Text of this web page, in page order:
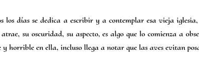
los días se dedica a escribir y a contemplar esa vieja
su oscuridad, su aspecto, es algo que lo comienza a
y horrible en ella, incluso llega a notar que las aves evitan